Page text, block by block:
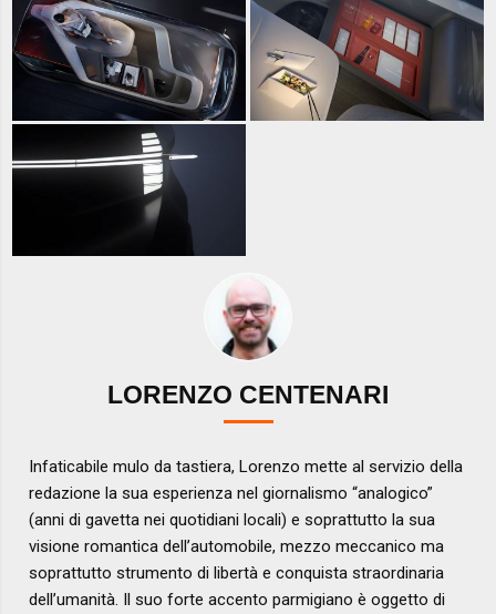
LORENZO CENTENARI
Infaticabile mulo da tastiera, Lorenzo mette al servizio della
redazione la sua esperienza nel giornalismo “analogico”
(anni di gavetta nei quotidiani locali) e soprattutto la sua
visione romantica dell’automobile, mezzo meccanico ma
soprattutto strumento di libertà e conquista straordinaria
dell’umanità. Il suo forte accento parmigiano è oggetto di